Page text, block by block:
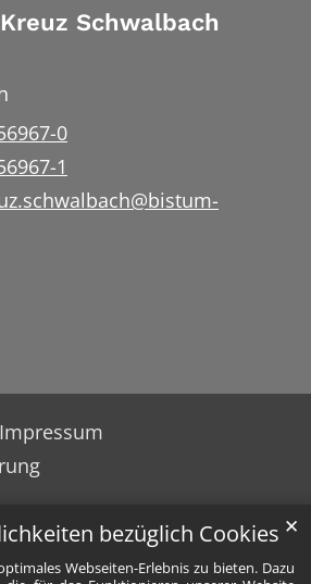
bezüglich Cookies
Webseiten-Erlebnis zu bieten. Dazu
✕
Schwalbach
0
1
Impressum